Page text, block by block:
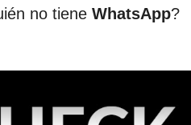
no tiene WhatsApp?